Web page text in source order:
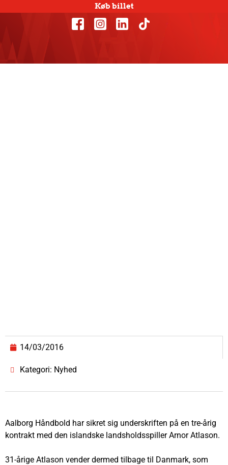
Køb billet
14/03/2016
Kategori: Nyhed
Aalborg Håndbold har sikret sig underskriften på en tre-årig
kontrakt med den islandske landsholdsspiller Arnor Atlason.
31-årige Atlason vender dermed tilbage til Danmark, som